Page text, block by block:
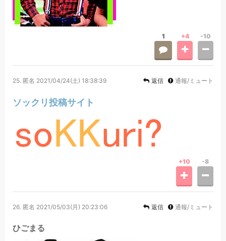
1 +4 -10
25. 匿名 2021/04/24(土) 18:38:39 返信 通報/ミュート
ソックリ投稿サイト
+10 -8
26. 匿名 2021/05/03(月) 20:23:06 返信 通報/ミュート
ひごまる